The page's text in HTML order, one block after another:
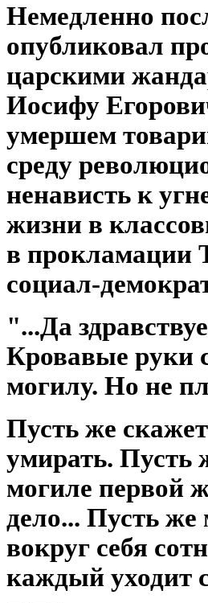
Немедленно
опубликовал
царскими
Иосифу
умершем
среду
ненависть к
жизни в
в прокламации
социал-
"...Да
Кровавые руки
могилу. Но не
Пусть же
умирать. Пусть
могиле первой
дело... Пусть же
вокруг себя
каждый уходит